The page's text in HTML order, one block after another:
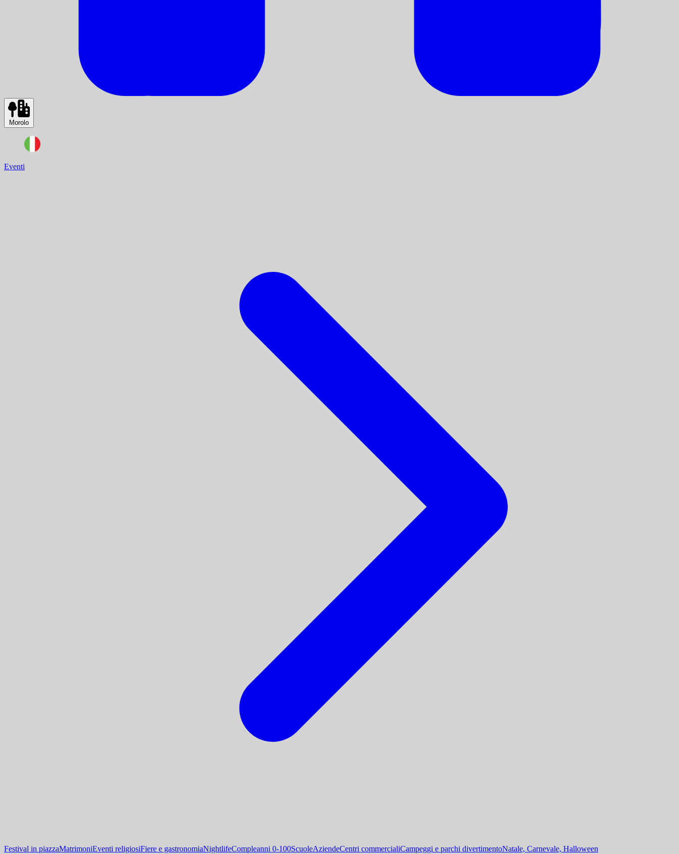
Morolo
Eventi
Festival in piazzaMatrimoniEventi religiosiFiere e gastronomiaNightlifeCompleanni 0-100ScuoleAziendeCentri commercialiCampeggi e parchi divertimentoNatale, Carnevale, Halloween